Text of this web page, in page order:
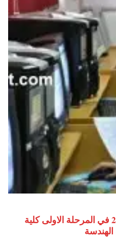
مؤشرات تنسيق الكليات 2026 في المرحلة الاولى كلية